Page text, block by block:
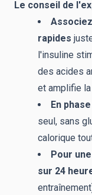
Le conseil de
rapides
l'insuline
des acides
et amplifie
En
seul, sans
calorique
Pour
sur 24